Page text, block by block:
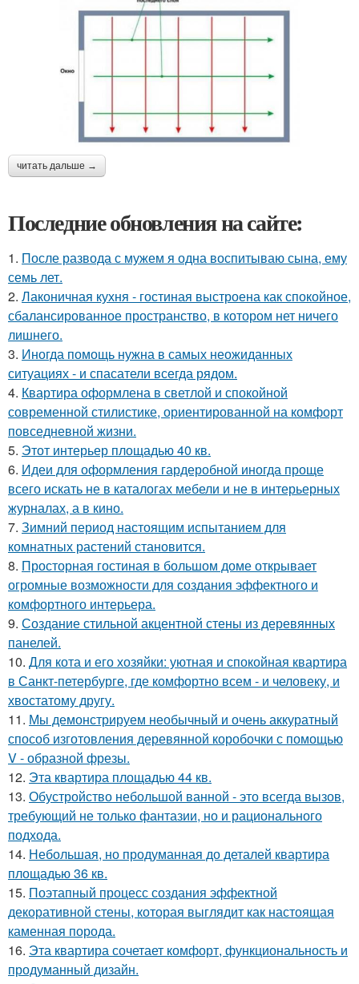
читать дальше →
Последние обновления на сайте:
1. После развода с мужем я одна воспитываю сына, ему
семь лет.
2. Лаконичная кухня - гостиная выстроена как спокойное,
сбалансированное пространство, в котором нет ничего
лишнего.
3. Иногда помощь нужна в самых неожиданных
ситуациях - и спасатели всегда рядом.
4. Квартира оформлена в светлой и спокойной
современной стилистике, ориентированной на комфорт
повседневной жизни.
5. Этот интерьер площадью 40 кв.
6. Идеи для оформления гардеробной иногда проще
всего искать не в каталогах мебели и не в интерьерных
журналах, а в кино.
7. Зимний период настоящим испытанием для
комнатных растений становится.
8. Просторная гостиная в большом доме открывает
огромные возможности для создания эффектного и
комфортного интерьера.
9. Создание стильной акцентной стены из деревянных
панелей.
10. Для кота и его хозяйки: уютная и спокойная квартира
в Санкт-петербурге, где комфортно всем - и человеку, и
хвостатому другу.
11. Мы демонстрируем необычный и очень аккуратный
способ изготовления деревянной коробочки с помощью
V - образной фрезы.
12. Эта квартира площадью 44 кв.
13. Обустройство небольшой ванной - это всегда вызов,
требующий не только фантазии, но и рационального
подхода.
14. Небольшая, но продуманная до деталей квартира
площадью 36 кв.
15. Поэтапный процесс создания эффектной
декоративной стены, которая выглядит как настоящая
каменная порода.
16. Эта квартира сочетает комфорт, функциональность и
продуманный дизайн.